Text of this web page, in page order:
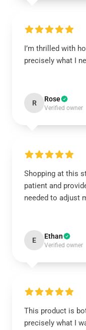
I’m thrilled with
precisely what I
R Rose
Verified owner
Shopping at this
patient and
needed to adjust
E Ethan
Verified owner
This product is
precisely what I